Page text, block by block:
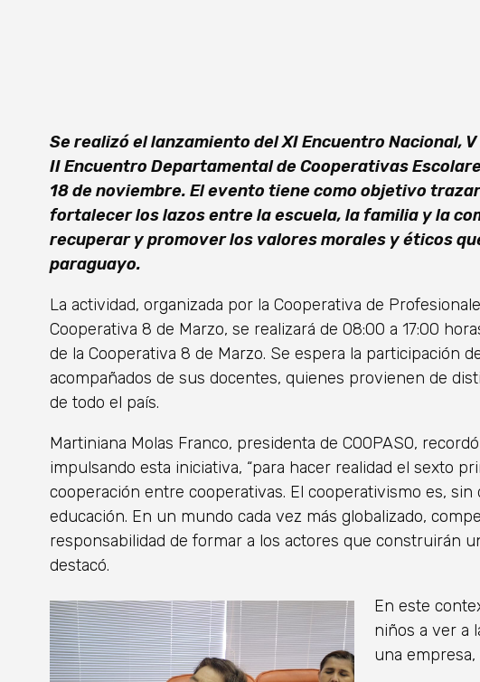
Se realizó el lanzamiento del XI Encuentro Nacional,
II Encuentro Departamental de Cooperativas
18 de noviembre. El evento tiene como objetivo
fortalecer los lazos entre la escuela, la familia y la
recuperar y promover los valores morales y éticos
paraguayo.
La actividad, organizada por la Cooperativa de
Cooperativa 8 de Marzo, se realizará de 08:00 a 17:00
de la Cooperativa 8 de Marzo. Se espera la participación
acompañados de sus docentes, quienes provienen de
de todo el país.
Martiniana Molas Franco, presidenta de COOPASO,
impulsando esta iniciativa, “para hacer realidad el sexto
cooperación entre cooperativas. El cooperativismo es, sin
educación. En un mundo cada vez más globalizado,
responsabilidad de formar a los actores que construirán
destacó.
En este
niños a ver a
una